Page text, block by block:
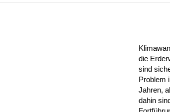
die
sind
Problem
Jahren,
dahin